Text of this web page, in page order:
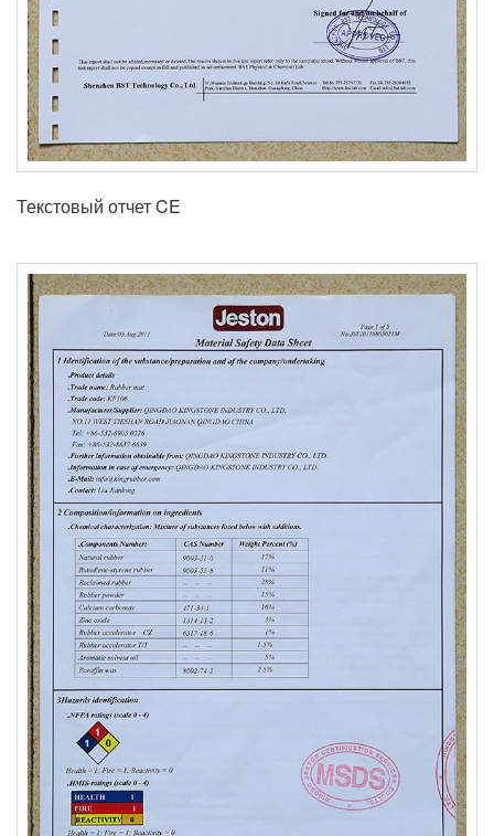
Текстовый отчет CE